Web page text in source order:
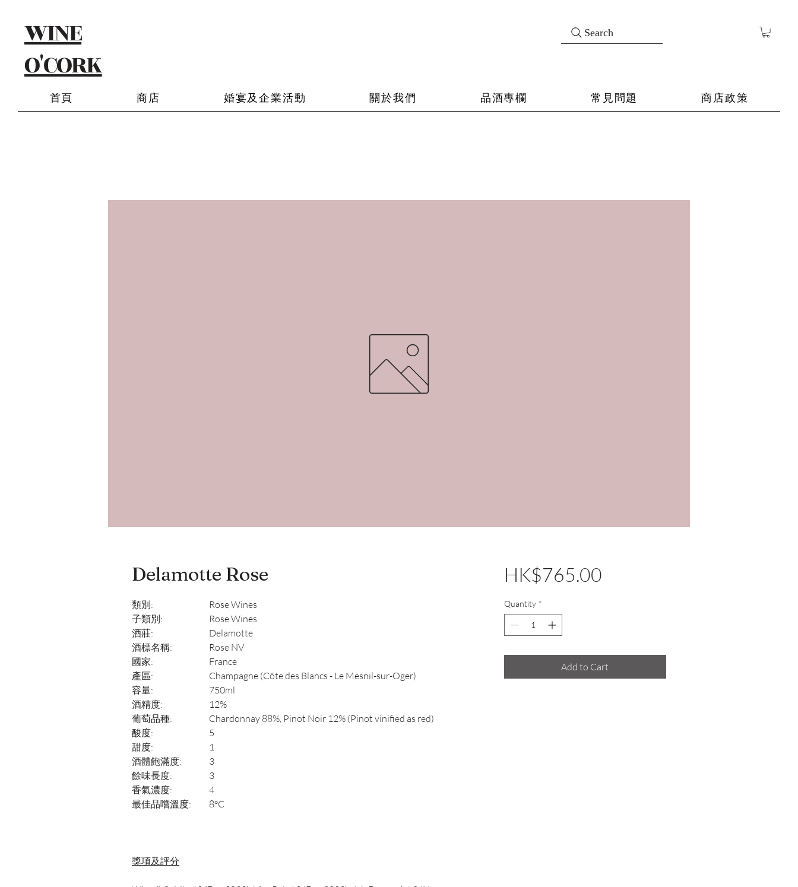
WINE
O'CORK
Search
首頁 商店 婚宴及企業活動 關於我們 品酒專欄 常見問題 商店政策
Delamotte Rose
類別:
Rose Wines
子類別:
Rose Wines
酒莊:
Delamotte
酒標名稱:
Rose NV
國家:
France
產區:
Champagne (Côte des Blancs - Le Mesnil-sur-Oger)
容量:
750ml
酒精度:
12%
葡萄品種:
Chardonnay 88%, Pinot Noir 12% (Pinot vinified as red)
酸度:
5
甜度:
1
酒體飽滿度:
3
餘味長度:
3
香氣濃度:
4
最佳品嚐溫度:
8°C
獎項及評分
HK$765.00Price
Quantity *
Add to Cart